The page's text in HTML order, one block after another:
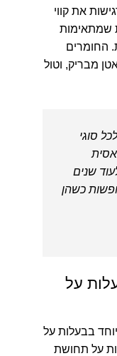
את קווי
שמתאימות
החומרים
מבריק, וטול
סוגי
שנים
כשהן
על
בבעלות על
על תחושת